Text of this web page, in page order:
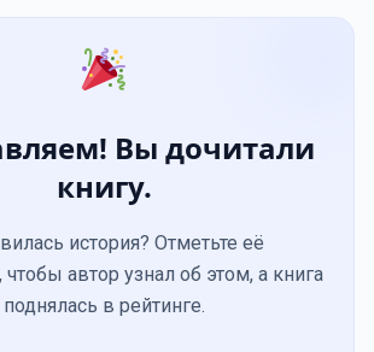
Вы дочитали
книгу.
история? Отметьте её
чтобы автор узнал об этом, а книга
поднялась в рейтинге.